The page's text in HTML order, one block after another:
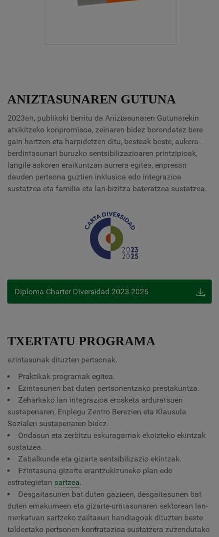
ANIZTASUNAREN GUTUNA
2023an, publikoki berritu da Aniztasunaren Gutunarekin
atxikitzeko konpromisoa, zeinaren bidez borondatez bere
gain hartzen eta harpidetzen ditu, besteak beste, aukera-
berdintasunari buruzko sentsibilizazioaren printzipioak,
langile askoren eraikuntzan aurrera egitea, enpresan
dauden pertsona guztien inklusioa edo integrazioa
sustatzea eta familia eta lan-bizitza bateratzea sustatzea.
Diploma Charter Diversidad 2023-2025
TXERTATU PROGRAMA
ezintasunak dituzten pertsonak.
Praktikak programak egitea.
Ezintasunen bat duten pertsonentzako prestakuntza.
Zeharkako lan integrazioa erosketa arduratsuen
sustapenaren, Enplegu Zentro Berezien eta Klausula
Sozialen sustapenaren bidez.
Ondasun eta zerbitzu eskuragarriak ekoizteko ekintzak
sustatzea.
Zabalkunde eta gizarte sentsibilizazio ekintzak.
Ezintasuna gizarte erantzukizuneko plan edo
estrategietan sartzea.
Desgaitasunen bat duten gazteen, desgaitasunen bat
duten emakumeen eta gizarte-urritasunaren sektorean lan-
merkatuan sartzeko zailtasun handiagoak dituzten beste
taldeetako pertsonen kontratazioa sustatzera zuzendutako